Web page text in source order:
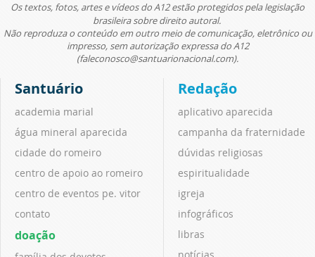
Os textos, fotos, artes e vídeos do A12 estão protegidos pela legislação
brasileira sobre direito autoral.
Não reproduza o conteúdo em outro meio de comunicação, eletrônico ou
impresso, sem autorização expressa do A12
(faleconosco@santuarionacional.com).
Santuário
academia marial
água mineral aparecida
cidade do romeiro
centro de apoio ao romeiro
centro de eventos pe. vitor
contato
doação
Redação
aplicativo aparecida
campanha da fraternidade
dúvidas religiosas
espiritualidade
igreja
infográficos
libras